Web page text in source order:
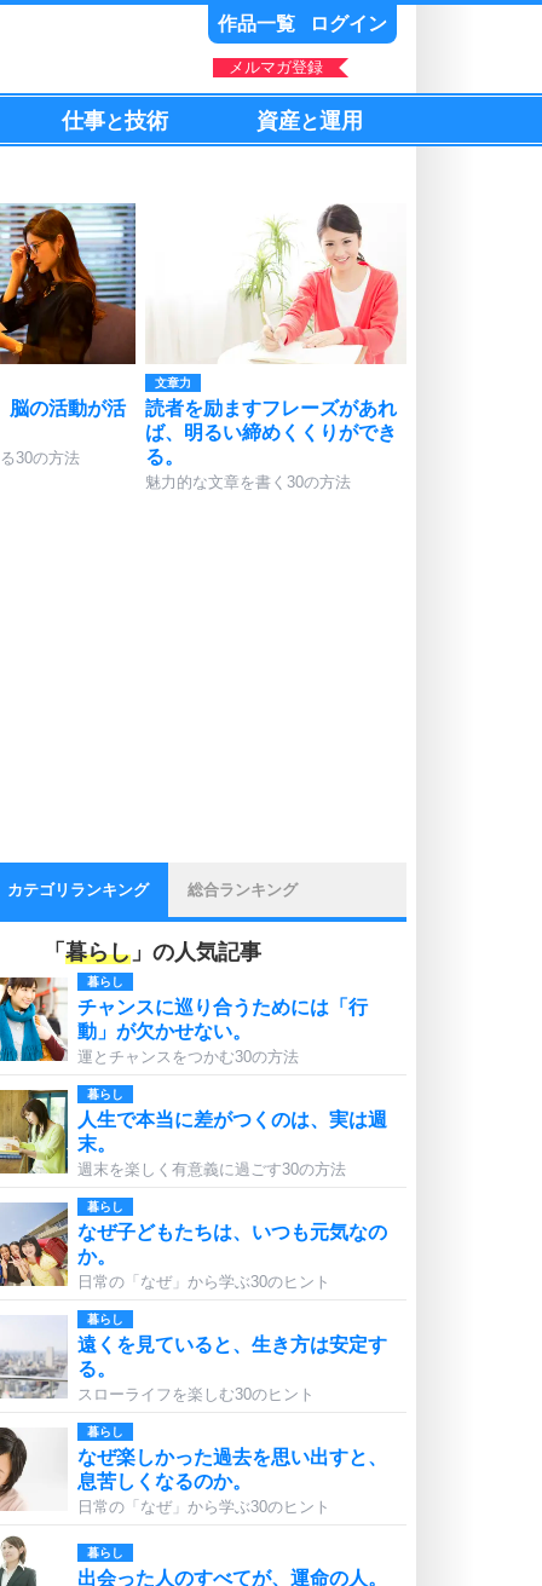
作品一覧 ログイン
メルマガ登録
仕事と技術 資産と運用
脳の活動が活
30の方法
文章力
読者を励ますフレーズがあれ
ば、明るい締めくくりができ
る。
魅力的な文章を書く30の方法
カテゴリランキング 総合ランキング
「 暮らし 」の人気記事
暮らし
チャンスに巡り合うためには「行
動」が欠かせない。
運とチャンスをつかむ30の方法
暮らし
人生で本当に差がつくのは、実は週
末。
週末を楽しく有意義に過ごす30の方法
暮らし
なぜ子どもたちは、いつも元気なの
か。
日常の「なぜ」から学ぶ30のヒント
暮らし
遠くを見ていると、生き方は安定す
る。
スローライフを楽しむ30のヒント
暮らし
なぜ楽しかった過去を思い出すと、
息苦しくなるのか。
日常の「なぜ」から学ぶ30のヒント
暮らし
出会った人のすべてが、運命の人。